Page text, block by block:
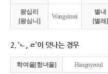
왕십리
[왕심니]
Wangsimni
별내
[별래]
2. ‘ㄴ, ㄹ’이 덧나는 경우
학여울[항녀울] Hangnyeoul